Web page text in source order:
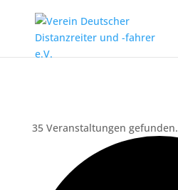
35 Veranstaltungen gefunden.